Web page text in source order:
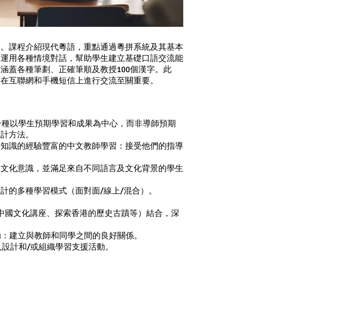
課程介紹現代粵語，重點通過粵拼系統及其基本
用各種情境對話，幫助學生建立基礎口語交流能
蓋各種筆劃、正確筆順及教授100個漢字。此
互聯網和手機短信上進行交流至關重要。
以學生預期學習和成果為中心，而非導師預期
方法。
識的經驗豐富的中文教師學習：接受他們的指導
化意識，並滿足來自不同語言及文化背景的學生
的多種學習模式（面對面/線上/混合）。
國文化講座、探索香港的歷史古蹟等）結合，深
建立與教師和同學之間的良好關係。
計和/或組織學習支援活動。